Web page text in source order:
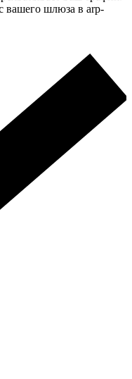
вашего шлюза в arp-